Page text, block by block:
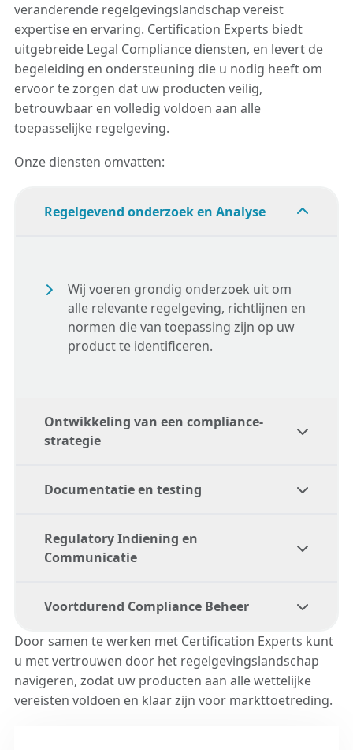
your product complies with all relevant
regulations.
andere regelgevende indieningen
omvatten. Certification Experts beheert het
gehele indieningsproces en zorgt ervoor
dat alle documenten correct worden
ingediend en dat alle communicatie met
regelgevende instanties efficiënt wordt
afgehandeld.
regelgevingseisen. Certification Experts
biedt doorlopende ondersteuning, houdt
regelgevende wijzigingen in de gaten die
van invloed kunnen zijn op uw product en
adviseert over noodzakelijke updates om
compliance te behouden. Deze proactieve
benadering helpt u potentiële problemen te
vermijden en zorgt ervoor dat uw
producten legaal compliant blijven.
veranderende regelgevingslandschap vereist
expertise en ervaring. Certification Experts biedt
uitgebreide Legal Compliance diensten, en levert de
begeleiding en ondersteuning die u nodig heeft om
ervoor te zorgen dat uw producten veilig,
betrouwbaar en volledig voldoen aan alle
toepasselijke regelgeving.
Onze diensten omvatten:
Regelgevend onderzoek en Analyse
Wij voeren grondig onderzoek uit om
alle relevante regelgeving, richtlijnen en
normen die van toepassing zijn op uw
product te identificeren.
Ontwikkeling van een compliance-
strategie
ervoor zorgt dat je product aan alle
noodzakelijke wettelijke vereisten voldoet.
Documentatie en testing
Ons team helpt bij het opstellen en
testprocedures om de naleving te
Regulatory Indiening en
Communicatie
zodat uw documentatie correct wordt
ingediend en de communicatie met
regelgevende instanties efficiënt wordt
afgehandeld.
Voortdurend Compliance Beheer
Wij bieden continue ondersteuning, waarbij
we de wijzigingen in de regelgeving
monitoren en adviseren over noodzakelijke
Door samen te werken met Certification Experts kunt
u met vertrouwen door het regelgevingslandschap
navigeren, zodat uw producten aan alle wettelijke
vereisten voldoen en klaar zijn voor markttoetreding.